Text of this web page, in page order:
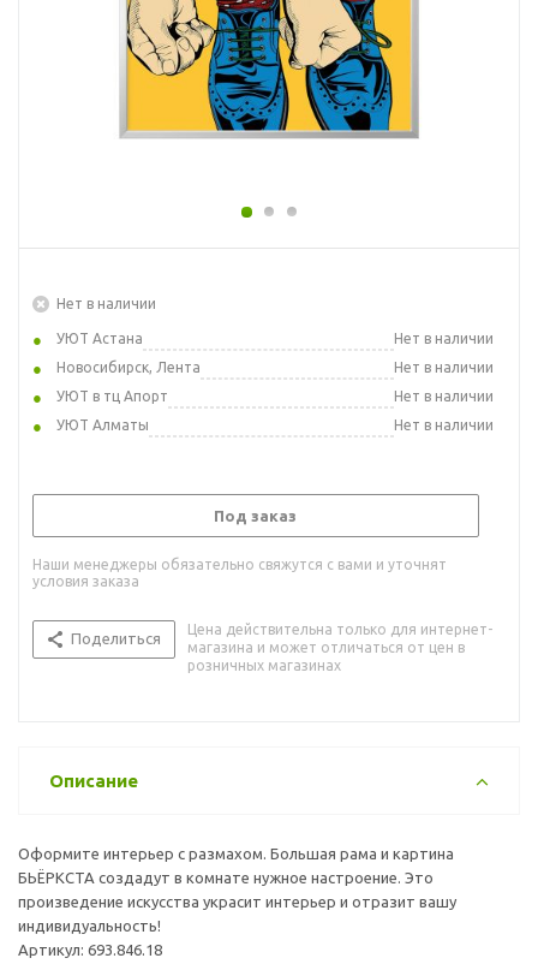
Нет в наличии
УЮТ Астана
Нет в наличии
Новосибирск, Лента
Нет в наличии
УЮТ в тц Апорт
Нет в наличии
УЮТ Алматы
Нет в наличии
Под заказ
Наши менеджеры обязательно свяжутся с вами и уточнят
условия заказа
Поделиться
Цена действительна только для интернет-
магазина и может отличаться от цен в
розничных магазинах
Описание
Оформите интерьер с размахом. Большая рама и картина
БЬЁРКСТА создадут в комнате нужное настроение. Это
произведение искусства украсит интерьер и отразит вашу
индивидуальность!
Артикул: 693.846.18